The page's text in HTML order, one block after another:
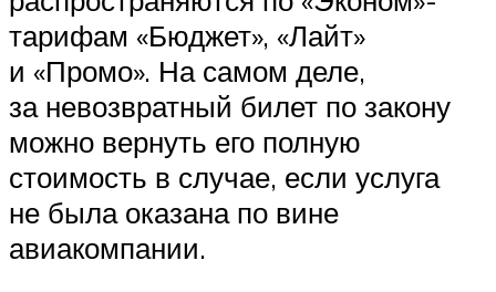
тарифам «Бюджет», «Лайт»
и «Промо». На самом деле,
за невозвратный билет по закону
можно вернуть его полную
стоимость в случае, если услуга
не была оказана по вине
авиакомпании.